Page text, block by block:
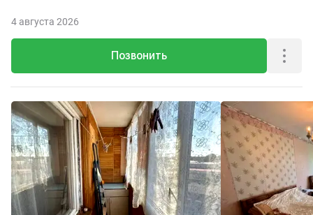
Позвонить
4 августа 2026